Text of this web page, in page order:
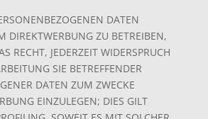
DATEN
DIREKTWERBUNG ZU BETREIBEN,
RECHT, JEDERZEIT WIDERSPRUCH
SIE BETREFFENDER
DATEN ZUM ZWECKE
EINZULEGEN; DIES GILT